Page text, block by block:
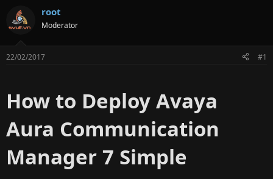
r
t
r
root
Moderator
22/02/2017 #1
How to Deploy Avaya
Aura Communication
Manager 7 Simple